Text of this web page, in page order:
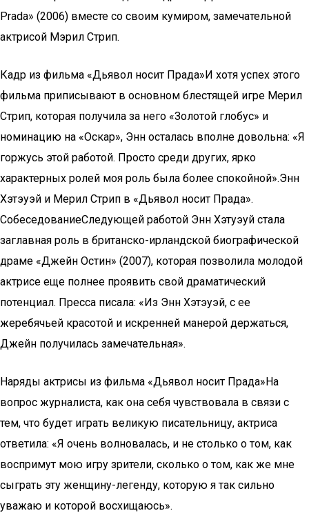
Prada» (2006) вместе со своим кумиром, замечательной
актрисой Мэрил Стрип.
Кадр из фильма «Дьявол носит Прада»И хотя успех этого
фильма приписывают в основном блестящей игре Мерил
Стрип, которая получила за него «Золотой глобус» и
номинацию на «Оскар», Энн осталась вполне довольна: «Я
горжусь этой работой. Просто среди других, ярко
характерных ролей моя роль была более спокойной».Энн
Хэтэуэй и Мерил Стрип в «Дьявол носит Прада».
СобеседованиеСледующей работой Энн Хэтуэуй стала
заглавная роль в британско-ирландской биографической
драме «Джейн Остин» (2007), которая позволила молодой
актрисе еще полнее проявить свой драматический
потенциал. Пресса писала: «Из Энн Хэтэуэй, с ее
жеребячьей красотой и искренней манерой держаться,
Джейн получилась замечательная».
Наряды актрисы из фильма «Дьявол носит Прада»На
вопрос журналиста, как она себя чувствовала в связи с
тем, что будет играть великую писательницу, актриса
ответила: «Я очень волновалась, и не столько о том, как
воспримут мою игру зрители, сколько о том, как же мне
сыграть эту женщину-легенду, которую я так сильно
уважаю и которой восхищаюсь».